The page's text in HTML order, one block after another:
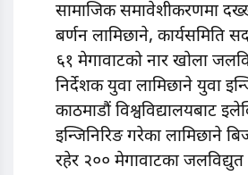
सामाजिक समावेशीकरणमा
बर्णन लामिछाने, कार्यसमिति
६१ मेगावाटको नार खोला
निर्देशक युवा लामिछाने युवा
काठमाडौं विश्वविद्यालयबाट
इन्जिनिरिङ गरेका लामिछाने
रहेर २०० मेगावाटका